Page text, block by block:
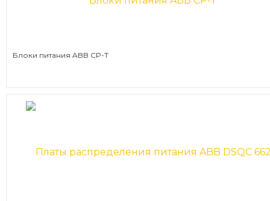
Блоки питания ABB CP-T